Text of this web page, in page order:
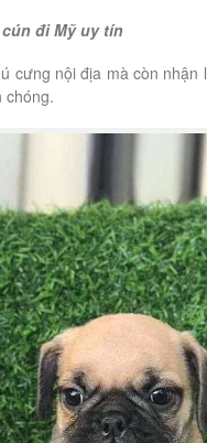
đi Mỹ uy tín
cưng nội địa mà còn
chóng.